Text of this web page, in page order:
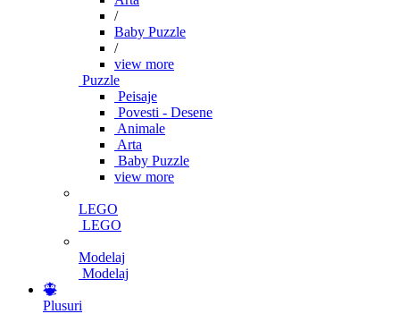
/
Baby Puzzle
/
view more
Puzzle
Peisaje
Povesti - Desene
Animale
Arta
Baby Puzzle
view more
LEGO
LEGO
Modelaj
Modelaj
Plusuri